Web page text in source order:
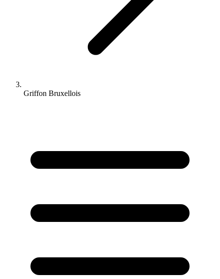
Griffon Bruxellois